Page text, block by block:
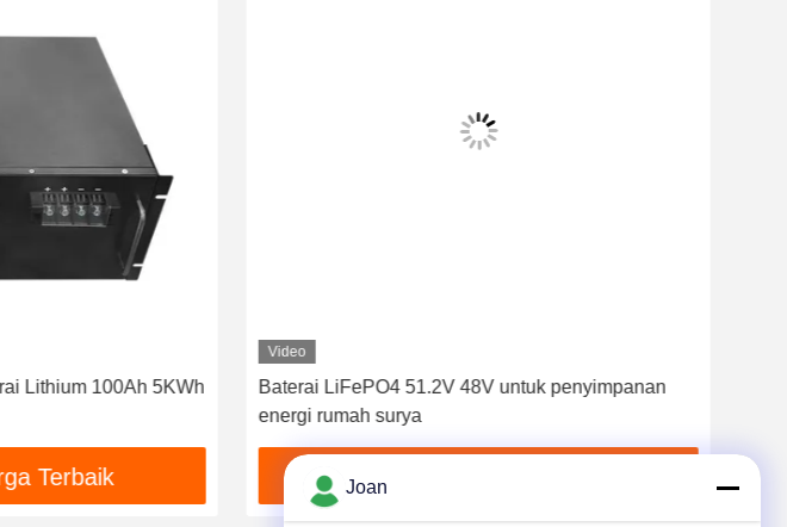
Lithium 100Ah 5KWh
Terbaik
Video
Baterai LiFePO4 51.2V 48V untuk penyimpanan
energi rumah surya
Dapatkan Harga Terbaik
Joan